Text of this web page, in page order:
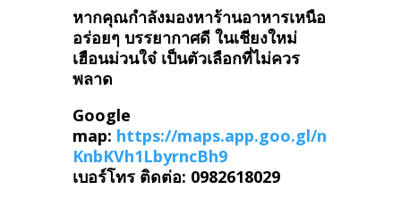
หากคุณกำลังมองหาร้านอาหารเหนือ
อร่อยๆ บรรยากาศดี ในเชียงใหม่
เฮือนม่วนใจ๋ เป็นตัวเลือกที่ไม่ควร
พลาด
Google
map: https://maps.app.goo.gl/n
KnbKVh1LbyrncBh9
เบอร์โทร ติดต่อ: 0982618029